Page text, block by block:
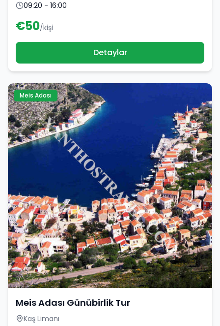
09:20 - 16:00
€50/kişi
Detaylar
Meis Adası
Meis Adası Günübirlik Tur
Kaş Limanı